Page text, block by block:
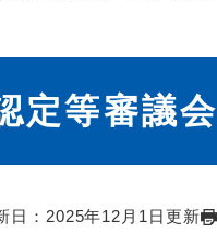
定等審議会
日：2025年12月1日更新